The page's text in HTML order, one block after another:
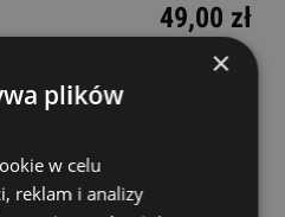
49,00 zł
Bass Hard case Futerał
×
plików
w celu
reklam i analizy